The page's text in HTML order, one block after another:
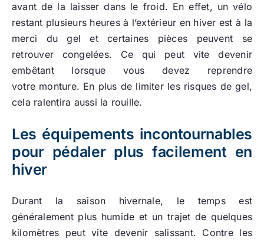
avant de la laisser dans le froid. En effet, un vélo
restant plusieurs heures à l’extérieur en hiver est à la
merci du gel et certaines pièces peuvent se
retrouver congelées. Ce qui peut vite devenir
embêtant lorsque vous devez reprendre
votre monture. En plus de limiter les risques de gel,
cela ralentira aussi la rouille.
Les équipements incontournables
pour pédaler plus facilement en
hiver
Durant la saison hivernale, le temps est
généralement plus humide et un trajet de quelques
kilomètres peut vite devenir salissant. Contre les